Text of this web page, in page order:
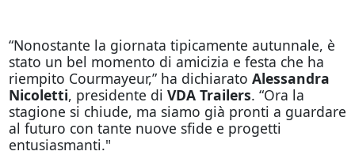
“Nonostante la giornata tipicamente autunnale, è
stato un bel momento di amicizia e festa che ha
riempito Courmayeur,” ha dichiarato Alessandra
Nicoletti, presidente di VDA Trailers. “Ora la
stagione si chiude, ma siamo già pronti a guardare
al futuro con tante nuove sfide e progetti
entusiasmanti."